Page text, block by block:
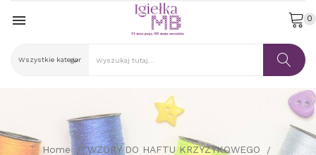
 0
Home
WZORY DO HAFTU KRZYŻYKOWEGO